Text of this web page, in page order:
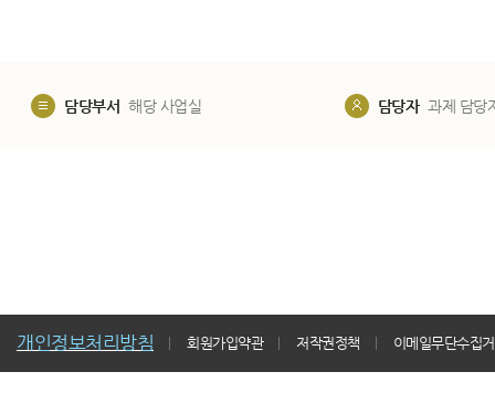
담당부서 해당 사업실 담당자 과제 담당
개인정보처리방침 회원가입약관 저작권정책 이메일무단수집